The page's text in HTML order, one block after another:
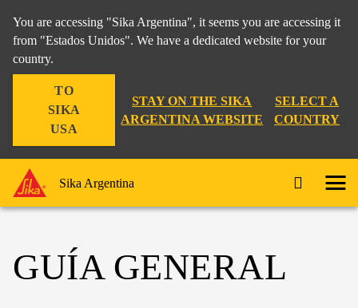
You are accessing "Sika Argentina", it seems you are accessing it
from "Estados Unidos". We have a dedicated website for your
country.
TO
SIKA
USA
STAY ON THE SIKA
ARGENTINA WEBSITE
SELECT A
COUNTRY
Sika Argentina
GUÍA GENERAL